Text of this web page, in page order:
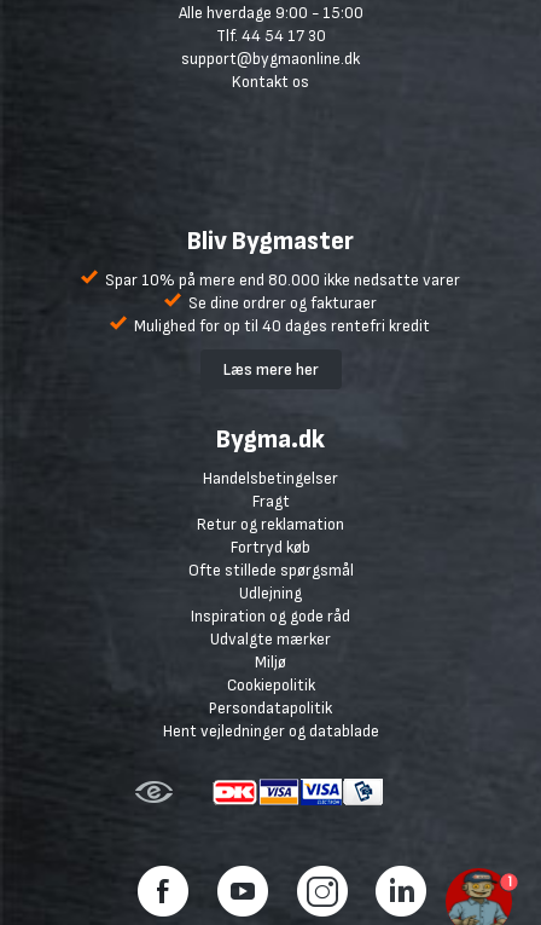
Alle hverdage 9:00 - 15:00
Tlf. 44 54 17 30
support@bygmaonline.dk
Kontakt os
Bliv Bygmaster
Spar 10% på mere end 80.000 ikke nedsatte varer
Se dine ordrer og fakturaer
Mulighed for op til 40 dages rentefri kredit
Læs mere her
Bygma.dk
Handelsbetingelser
Fragt
Retur og reklamation
Fortryd køb
Ofte stillede spørgsmål
Udlejning
Inspiration og gode råd
Udvalgte mærker
Miljø
Cookiepolitik
Persondatapolitik
Hent vejledninger og datablade
1